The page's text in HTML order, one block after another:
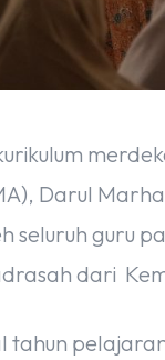
Darul
seluruh guru
dari
tahun